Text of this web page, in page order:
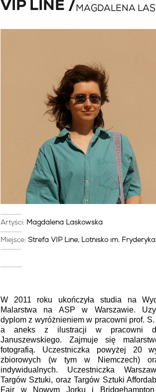
VIP LINE /MAGDALENA
Artyści: Magdalena Laskowska
Miejsce: Strefa VIP Line, Lotnisko im.
W 2011 roku ukończyła studia na
Malarstwa na ASP w Warszawie.
dyplom z wyróżnieniem w pracowni prof. S.
a aneks z ilustracji w pracowni
Januszewskiego. Zajmuje się
fotografią. Uczestniczka powyżej 20
zbiorowych (w tym w Niemczech)
indywidualnych. Uczestniczka
Targów Sztuki, oraz Targów Sztuki
Fair w Nowym Jorku i